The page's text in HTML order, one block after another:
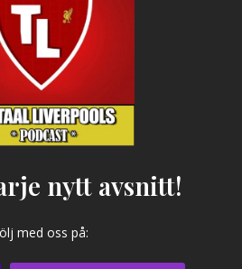
nytt avsnitt!
med oss på: